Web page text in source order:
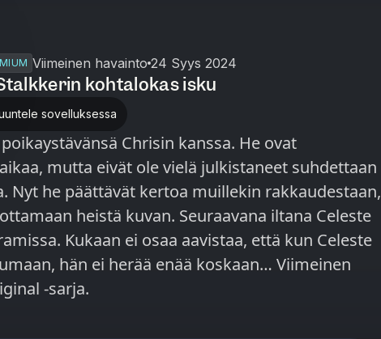
Viimeinen havainto 24 Syys 2024
kohtalokas isku
sovelluksessa
Chrisin kanssa. He ovat
mutta eivät ole vielä julkistaneet suhdettaan
Nyt he päättävät kertoa muillekin rakkaudestaan,
heistä kuvan. Seuraavana iltana Celeste
Kukaan ei osaa aavistaa, että kun Celeste
hän ei herää enää koskaan… Viimeinen
-sarja.